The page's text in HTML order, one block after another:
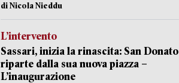
di Nicola Nieddu
L’intervento
Sassari, inizia la rinascita: San Donato
riparte dalla sua nuova piazza –
L’inaugurazione